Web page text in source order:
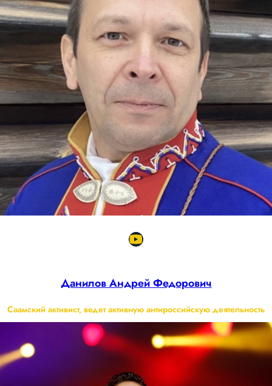
Данилов Андрей Федорович
Саамский активист, ведет активную антироссийскую деятельность